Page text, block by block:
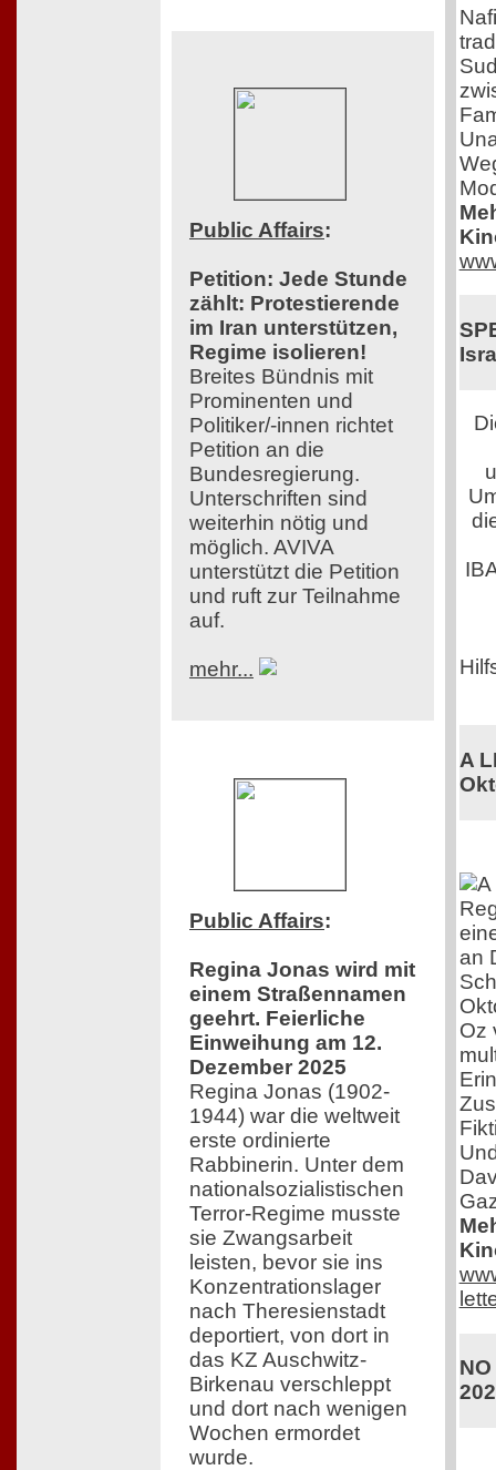
Public Affairs:
Petition: Jede Stunde
zählt: Protestierende
im Iran unterstützen,
Regime isolieren!
Breites Bündnis mit
Prominenten und
Politiker/-innen richtet
Petition an die
Bundesregierung.
Unterschriften sind
weiterhin nötig und
möglich. AVIVA
unterstützt die Petition
und ruft zur Teilnahme
auf.
mehr...
Public Affairs:
Regina Jonas wird mit
einem Straßennamen
geehrt. Feierliche
Einweihung am 12.
Dezember 2025
Regina Jonas (1902-
1944) war die weltweit
erste ordinierte
Rabbinerin. Unter dem
nationalsozialistischen
Terror-Regime musste
sie Zwangsarbeit
leisten, bevor sie ins
Konzentrationslager
nach Theresienstadt
deportiert, von dort in
das KZ Auschwitz-
Birkenau verschleppt
und dort nach wenigen
Wochen ermordet
wurde.
A
an
Oz